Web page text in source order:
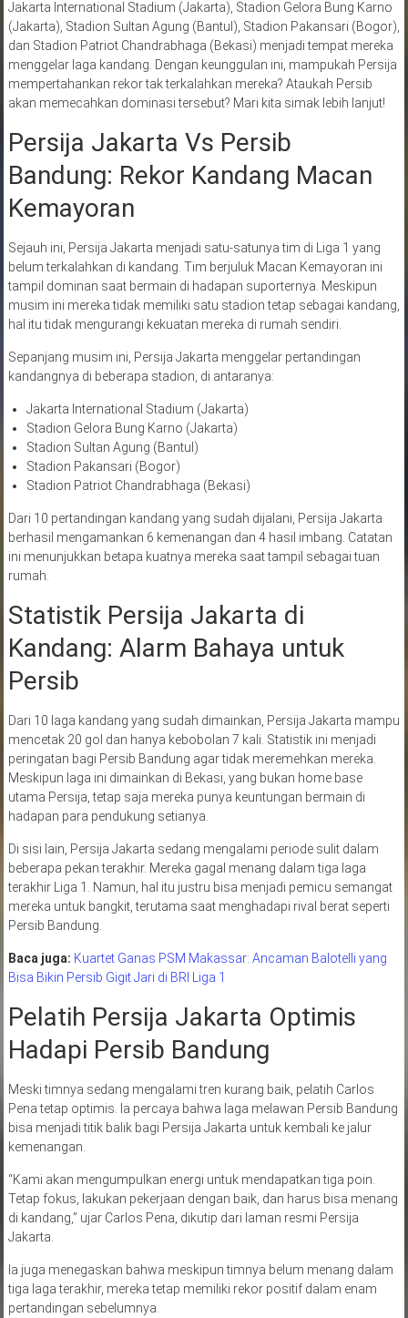
Jakarta International Stadium (Jakarta), Stadion Gelora Bung Karno
(Jakarta), Stadion Sultan Agung (Bantul), Stadion Pakansari (Bogor),
dan Stadion Patriot Chandrabhaga (Bekasi) menjadi tempat mereka
menggelar laga kandang. Dengan keunggulan ini, mampukah Persija
mempertahankan rekor tak terkalahkan mereka? Ataukah Persib
akan memecahkan dominasi tersebut? Mari kita simak lebih lanjut!
Persija Jakarta Vs Persib
Bandung: Rekor Kandang Macan
Kemayoran
Sejauh ini, Persija Jakarta menjadi satu-satunya tim di Liga 1 yang
belum terkalahkan di kandang. Tim berjuluk Macan Kemayoran ini
tampil dominan saat bermain di hadapan suporternya. Meskipun
musim ini mereka tidak memiliki satu stadion tetap sebagai kandang,
hal itu tidak mengurangi kekuatan mereka di rumah sendiri.
Sepanjang musim ini, Persija Jakarta menggelar pertandingan
kandangnya di beberapa stadion, di antaranya:
Jakarta International Stadium (Jakarta)
Stadion Gelora Bung Karno (Jakarta)
Stadion Sultan Agung (Bantul)
Stadion Pakansari (Bogor)
Stadion Patriot Chandrabhaga (Bekasi)
Dari 10 pertandingan kandang yang sudah dijalani, Persija Jakarta
berhasil mengamankan 6 kemenangan dan 4 hasil imbang. Catatan
ini menunjukkan betapa kuatnya mereka saat tampil sebagai tuan
rumah.
Statistik Persija Jakarta di
Kandang: Alarm Bahaya untuk
Persib
Dari 10 laga kandang yang sudah dimainkan, Persija Jakarta mampu
mencetak 20 gol dan hanya kebobolan 7 kali. Statistik ini menjadi
peringatan bagi Persib Bandung agar tidak meremehkan mereka.
Meskipun laga ini dimainkan di Bekasi, yang bukan home base
utama Persija, tetap saja mereka punya keuntungan bermain di
hadapan para pendukung setianya.
Di sisi lain, Persija Jakarta sedang mengalami periode sulit dalam
beberapa pekan terakhir. Mereka gagal menang dalam tiga laga
terakhir Liga 1. Namun, hal itu justru bisa menjadi pemicu semangat
mereka untuk bangkit, terutama saat menghadapi rival berat seperti
Persib Bandung.
Baca juga: Kuartet Ganas PSM Makassar: Ancaman Balotelli yang
Bisa Bikin Persib Gigit Jari di BRI Liga 1
Pelatih Persija Jakarta Optimis
Hadapi Persib Bandung
Meski timnya sedang mengalami tren kurang baik, pelatih Carlos
Pena tetap optimis. Ia percaya bahwa laga melawan Persib Bandung
bisa menjadi titik balik bagi Persija Jakarta untuk kembali ke jalur
kemenangan.
“Kami akan mengumpulkan energi untuk mendapatkan tiga poin.
Tetap fokus, lakukan pekerjaan dengan baik, dan harus bisa menang
di kandang,” ujar Carlos Pena, dikutip dari laman resmi Persija
Jakarta.
Ia juga menegaskan bahwa meskipun timnya belum menang dalam
tiga laga terakhir, mereka tetap memiliki rekor positif dalam enam
pertandingan sebelumnya.